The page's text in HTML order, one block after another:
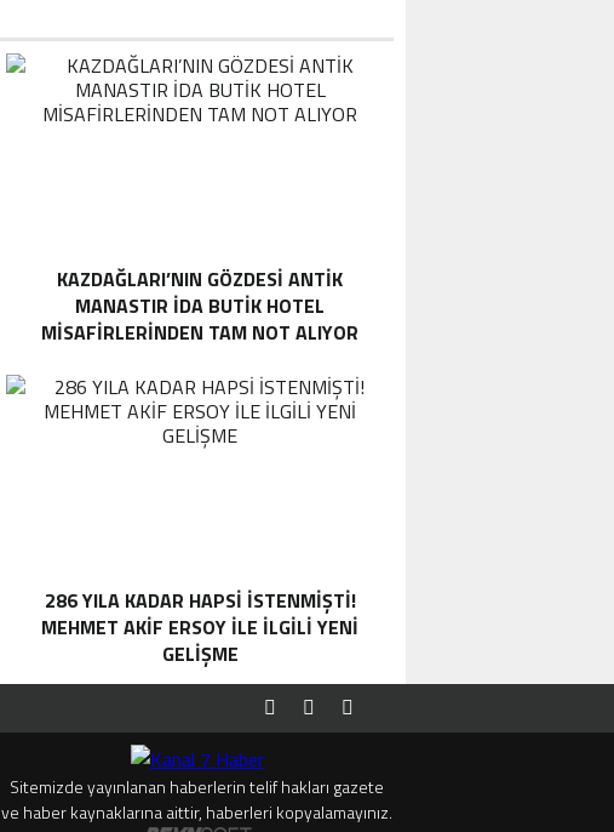
KAZDAĞLARI’NIN GÖZDESI ANTIK
MANASTIR İDA BUTIK HOTEL
MISAFIRLERINDEN TAM NOT ALIYOR
286 YILA KADAR HAPSI ISTENMIŞTI!
MEHMET AKIF ERSOY ILE ILGILI YENI
GELIŞME
Sitemizde yayınlanan haberlerin telif hakları gazete
ve haber kaynaklarına aittir, haberleri kopyalamayınız.